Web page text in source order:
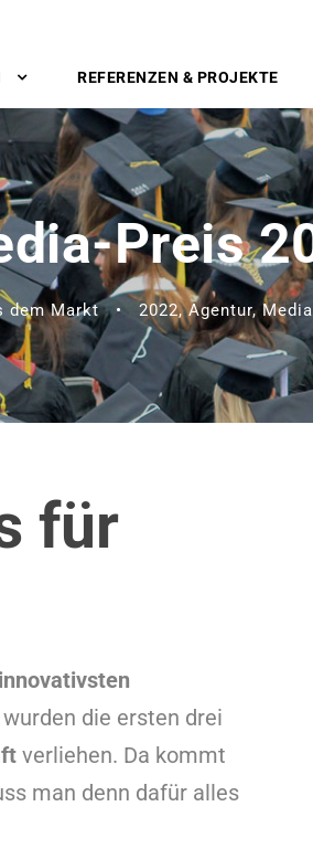
REFERENZEN & PROJEKTE
Preis
dem Markt • 2022, Agentur,
für
innovativsten
wurden die ersten drei
verliehen. Da kommt
man denn dafür alles